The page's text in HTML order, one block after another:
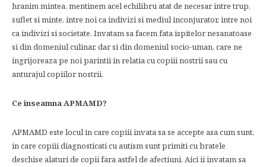
hranim mintea, mentinem acel echilibru atat de necesar intre trup,
suflet si minte, intre noi ca indivizi si mediul inconjurator, intre noi
ca indivizi si societate. Invatam sa facem fata ispitelor nesanatoase
si din domeniul culinar, dar si din domeniul socio-uman, care ne
ingrijoreaza pe noi parintii in relatia cu copiii nostrii sau cu
anturajul copiilor nostrii.
Ce inseamna APMAMD?
APMAMD este locul in care copiii invata sa se accepte asa cum sunt,
in care copiii diagnosticati cu autism sunt primiti cu bratele
deschise alaturi de copii fara astfel de afectiuni. Aici ii invatam sa